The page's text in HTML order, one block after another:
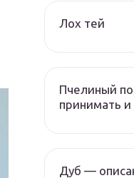
Лох тей
Пчелиный
принимать и
Дуб —